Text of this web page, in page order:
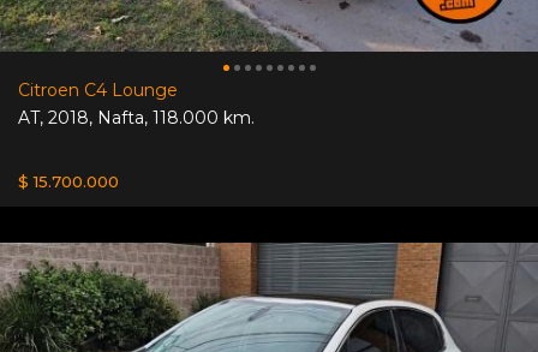
Citroen C4 Lounge
AT, 2018, Nafta, 118.000 km.
$ 15.700.000